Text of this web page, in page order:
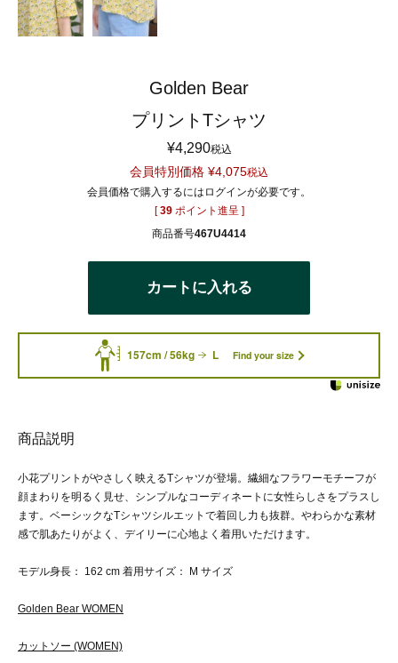
Golden Bear
プリントTシャツ
¥4,290税込
会員特別価格 ¥4,075税込
会員価格で購入するにはログインが必要です。
[ 39 ポイント進呈 ]
商品番号467U4414
カートに入れる
157cm / 56kg L Find your size
商品説明
小花プリントがやさしく映えるTシャツが登場。繊細なフラワーモチーフが
顔まわりを明るく見せ、シンプルなコーディネートに女性らしさをプラスし
ます。ベーシックなTシャツシルエットで着回し力も抜群。やわらかな素材
感で肌あたりがよく、デイリーに心地よく着用いただけます。
モデル身長： 162 cm 着用サイズ： M サイズ
Golden Bear WOMEN
カットソー (WOMEN)